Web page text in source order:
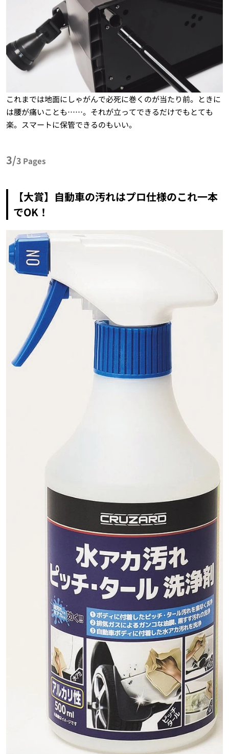
これまでは地面にしゃがんで必死に巻くのが当たり前。ときに
は腰が痛いことも……。それが立ってできるだけでもとても
楽。スマートに保管できるのもいい。
3/3 Pages
【大賞】自動車の汚れはプロ仕様のこれ一本
でOK！